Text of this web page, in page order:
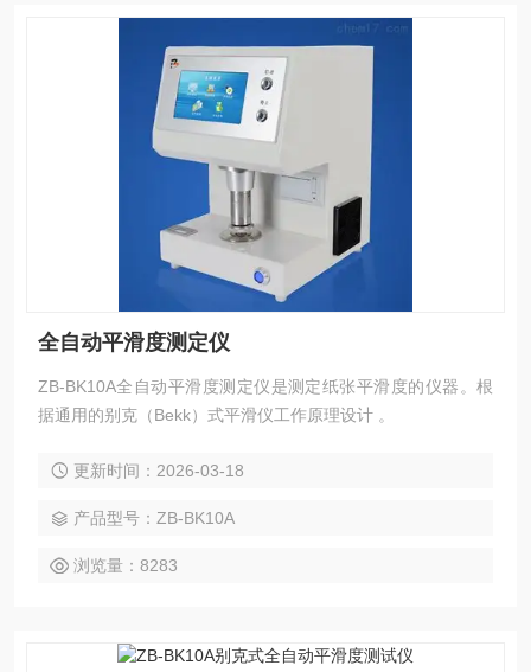
全自动平滑度测定仪
ZB-BK10A全自动平滑度测定仪是测定纸张平滑度的仪器。根
据通用的别克（Bekk）式平滑仪工作原理设计 。
更新时间：2026-03-18
产品型号：ZB-BK10A
浏览量：8283